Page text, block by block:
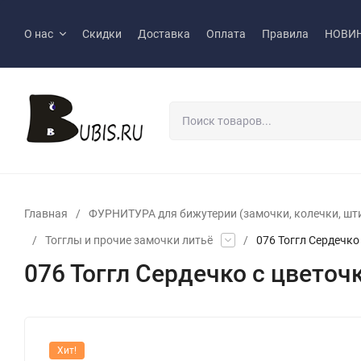
О нас Скидки Доставка Оплата Правила
Главная / ФУРНИТУРА для бижутерии (замочки, колечки,
/ Тогглы и прочие замочки литьё / 076 Тоггл
076 Тоггл Сердечко с
Хит!